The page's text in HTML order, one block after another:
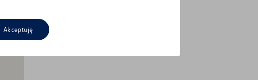
Sprawdź godziny otwarcia
Akceptuję